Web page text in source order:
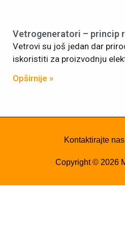
Vetrogeneratori – princip
Vetrovi su još jedan dar
iskoristiti za proizvodnju
Opširnije »
Kontaktirajte
Copyright © 2026